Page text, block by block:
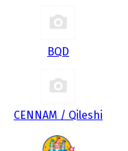
BQD
CENNAM / Qileshi